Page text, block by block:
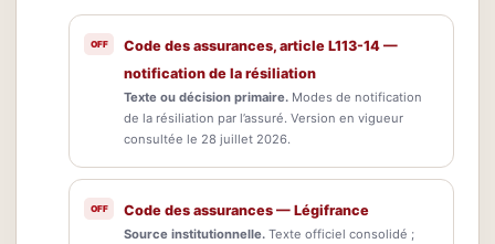
Code des assurances, article L113-14 —
notification de la résiliation
Texte ou décision primaire. Modes de notification
de la résiliation par l’assuré. Version en vigueur
consultée le 28 juillet 2026.
Code des assurances — Légifrance
Source institutionnelle. Texte officiel consolidé ;